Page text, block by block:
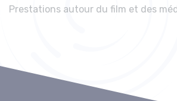
Prestations autour du film et des